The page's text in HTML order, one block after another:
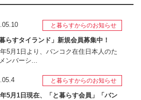
と暮らすからのお知らせ
暮らすタイランド」新規会員募集中！
5月1日より、バンコク在住日本人のた
ンバーシ...
と暮らすからのお知らせ
5月1日現在、「と暮らす会員」「バン